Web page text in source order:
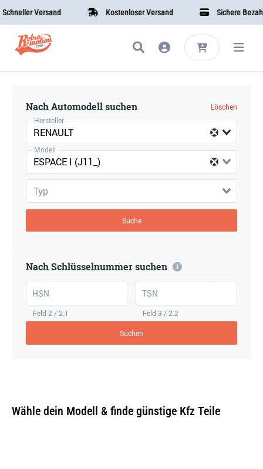
Versand Kostenloser Versand Sichere
Nach Automodell suchen
Löschen
Hersteller
RENAULT
Modell
ESPACE I (J11_)
Typ
Suche
Nach Schlüsselnummer suchen
HSN
Feld 2 / 2.1
TSN
Feld 3 / 2.2
Suchen
Wähle dein Modell & finde günstige Kfz Teile